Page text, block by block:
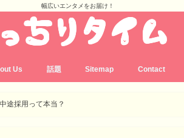
幅広いエンタメをお届け！
Us 話題 Sitemap Contact
途採用って本当？